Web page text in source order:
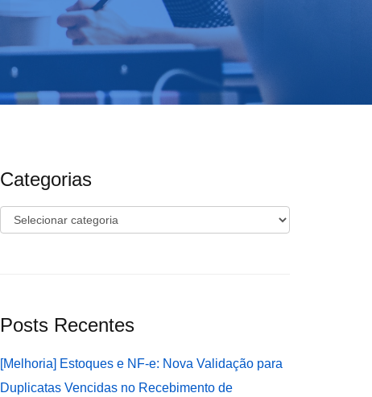
Categorias
Categorias
Posts Recentes
[Melhoria] Estoques e NF-e: Nova Validação para
Duplicatas Vencidas no Recebimento de